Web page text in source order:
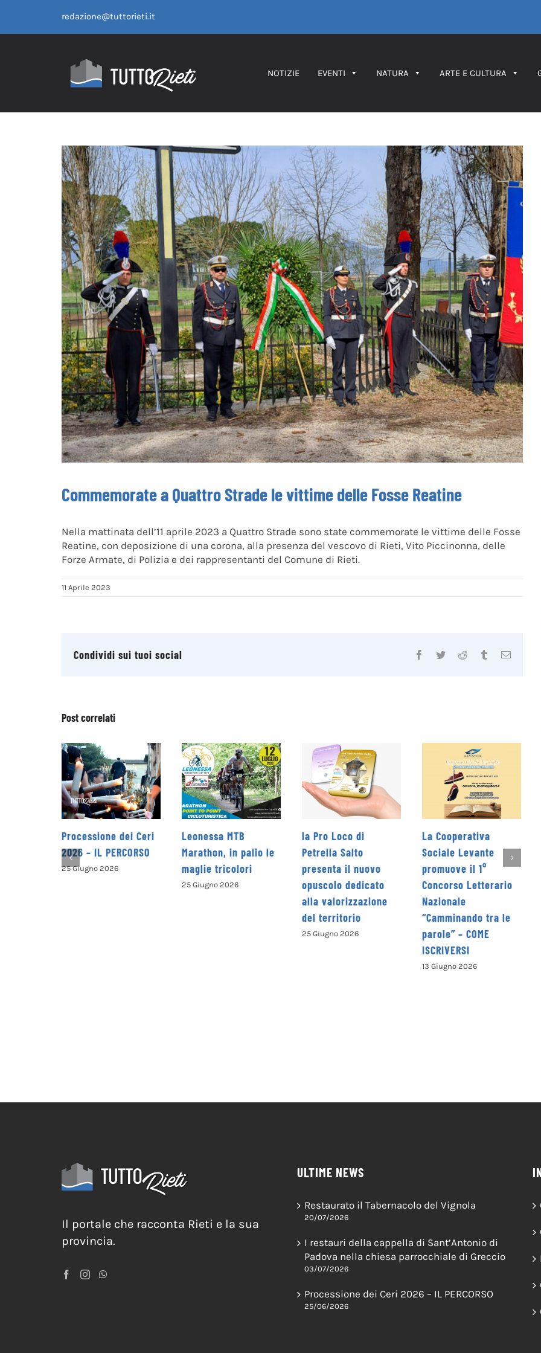
contenuto
redazione@tuttorieti.it
NOTIZIE EVENTI NATURA ARTE E CULTURA
Commemorate a Quattro Strade le vittime delle Fosse Reatine
Nella mattinata dell’11 aprile 2023 a Quattro Strade sono state commemorate le vittime delle Fosse
Reatine, con deposizione di una corona, alla presenza del vescovo di Rieti, Vito Piccinonna, delle
Forze Armate, di Polizia e dei rappresentanti del Comune di Rieti.
11 Aprile 2023
Condividi sui tuoi social Facebook
TwitterReddit TumblrEmail
Post correlati
Leonessa MTB
Marathon, in palio le
maglie tricolori
la Pro Loco di
Petrella Salto
presenta il nuovo
opuscolo dedicato
La Cooperativa
Sociale Levante
promuove il 1°
Concorso Letterario
Nazionale
“Camminando tra le
parole” – COME
Rieti Sport Festival XI
edizione dal 5 al 7
giugno
4 Giugno 2026
Il portale che racconta Rieti e la sua
provincia.
ULTIME NEWS
Restaurato il Tabernacolo del Vignola
20/07/2026
I restauri della cappella di Sant’Antonio di
Padova nella chiesa parrocchiale di Greccio
03/07/2026
Processione dei Ceri 2026 – IL PERCORSO
25/06/2026